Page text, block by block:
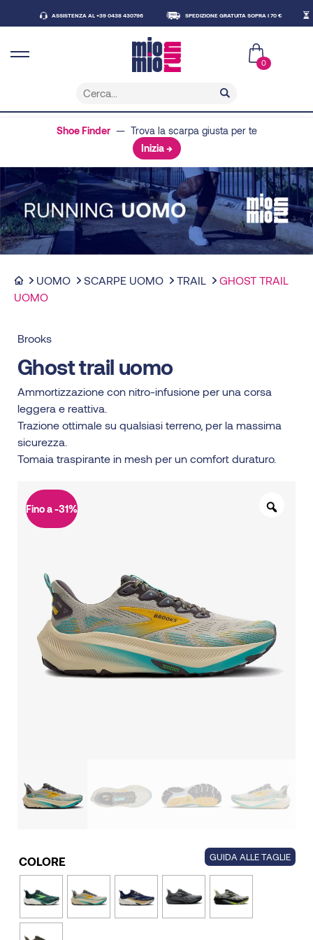
ASSISTENZA AL +39 0438 430796 SPEDIZIONE GRATUITA SOPRA I 70 €
0
Shoe Finder— Trova la scarpa giusta per te
Inizia →
UOMO SCARPE UOMO TRAIL
GHOST TRAIL
UOMO
Brooks
Ghost trail uomo
Ammortizzazione con nitro-infusione per una corsa
leggera e reattiva.
Trazione ottimale su qualsiasi terreno, per la massima
sicurezza.
Tomaia traspirante in mesh per un comfort duraturo.
Fino a -31%
GUIDA ALLE TAGLIE
COLORE